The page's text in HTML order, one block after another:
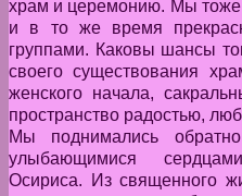
храм и церемонию. Мы
и в то же время
группами. Каковы шансы
своего существования
женского начала,
пространство радостью,
Мы поднимались
улыбающимися
Осириса. Из священного